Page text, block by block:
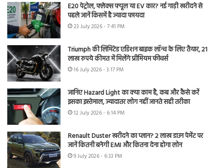
E20 पेट्रोल, फ्लेक्स फ्यूल या EV कार? नई गाड़ी खरीदने से
पहले जानें किसमें है ज्यादा फायदा
23 July 2026 - 7:41 PM
Triumph की लिमिटेड एडिशन बाइक लॉन्च के लिए तैयार, 21
लाख रुपये कीमत में मिलेंगे प्रीमियम फीचर्स
16 July 2026 - 3:17 PM
जानिए Hazard Light का क्या काम है, कब और कैसे करें
इसका इस्तेमाल, ज्यादातर लोग नहीं जानते सही तरीका
12 July 2026 - 6:14 PM
Renault Duster खरीदने का प्लान? 2 लाख डाउन पेमेंट पर
जानें कितनी बनेगी EMI और कितना देना होगा लोन
9 July 2026 - 6:33 PM